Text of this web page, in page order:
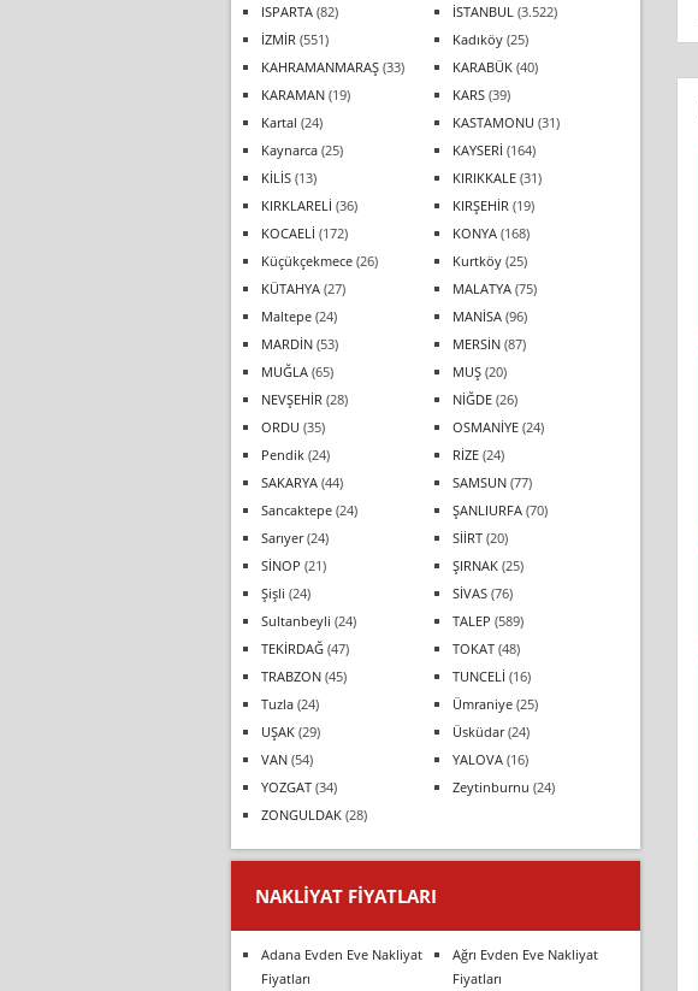
ISPARTA (82) İSTANBUL (3.522)
İZMİR (551) Kadıköy (25)
KAHRAMANMARAŞ (33) KARABÜK (40)
KARAMAN (19) KARS (39)
Kartal (24) KASTAMONU (31)
Kaynarca (25) KAYSERİ (164)
KİLİS (13) KIRIKKALE (31)
KIRKLARELİ (36) KIRŞEHİR (19)
KOCAELİ (172) KONYA (168)
Küçükçekmece (26) Kurtköy (25)
KÜTAHYA (27) MALATYA (75)
Maltepe (24) MANİSA (96)
MARDİN (53) MERSİN (87)
MUĞLA (65) MUŞ (20)
NEVŞEHİR (28) NİĞDE (26)
ORDU (35) OSMANİYE (24)
Pendik (24) RİZE (24)
SAKARYA (44) SAMSUN (77)
Sancaktepe (24) ŞANLIURFA (70)
Sarıyer(24) SİİRT (20)
SİNOP (21) ŞIRNAK (25)
Şişli (24) SİVAS (76)
Sultanbeyli (24) TALEP (589)
TEKİRDAĞ (47) TOKAT (48)
TRABZON (45) TUNCELİ (16)
Tuzla (24) Ümraniye (25)
UŞAK (29) Üsküdar(24)
VAN (54) YALOVA (16)
YOZGAT (34) Zeytinburnu (24)
ZONGULDAK (28)
NAKLIYAT FIYATLARI
Adana Evden Eve Nakliyat
Fiyatları
Ağrı Evden Eve Nakliyat
Fiyatları